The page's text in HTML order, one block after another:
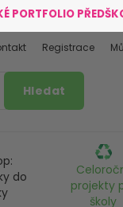
PORTFOLIO
do
projekty
školy
Registrace